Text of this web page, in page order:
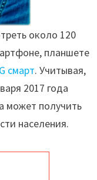
около 120
планшете
смарт. Учитывая,
2017 года
может получить
населения.